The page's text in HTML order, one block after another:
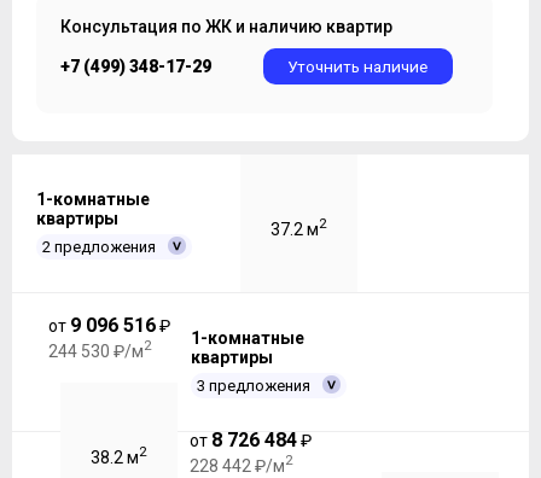
Консультация по ЖК и наличию квартир
+7 (499) 348-17-29 Уточнить наличие
1-комнатные
квартиры
2 предложения
37.2 м2
от 9 096 516₽
244 530 ₽/м2
1-комнатные
квартиры
3 предложения
38.2 м2
от 8 726 484₽
228 442 ₽/м2